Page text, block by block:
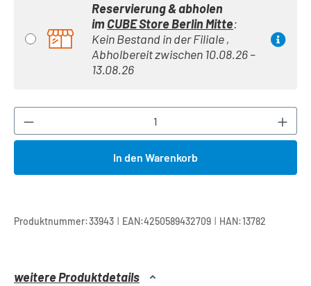
Reservierung & abholen
imCUBE Store Berlin Mitte:
Kein Bestand in der Filiale ,
Abholbereit zwischen 10.08.26 –
13.08.26
Produkt Anzahl: Gib den gewünschten
In den Warenkorb
Produktnummer:33943 | EAN:4250589432709 | HAN:13782
weitere Produktdetails